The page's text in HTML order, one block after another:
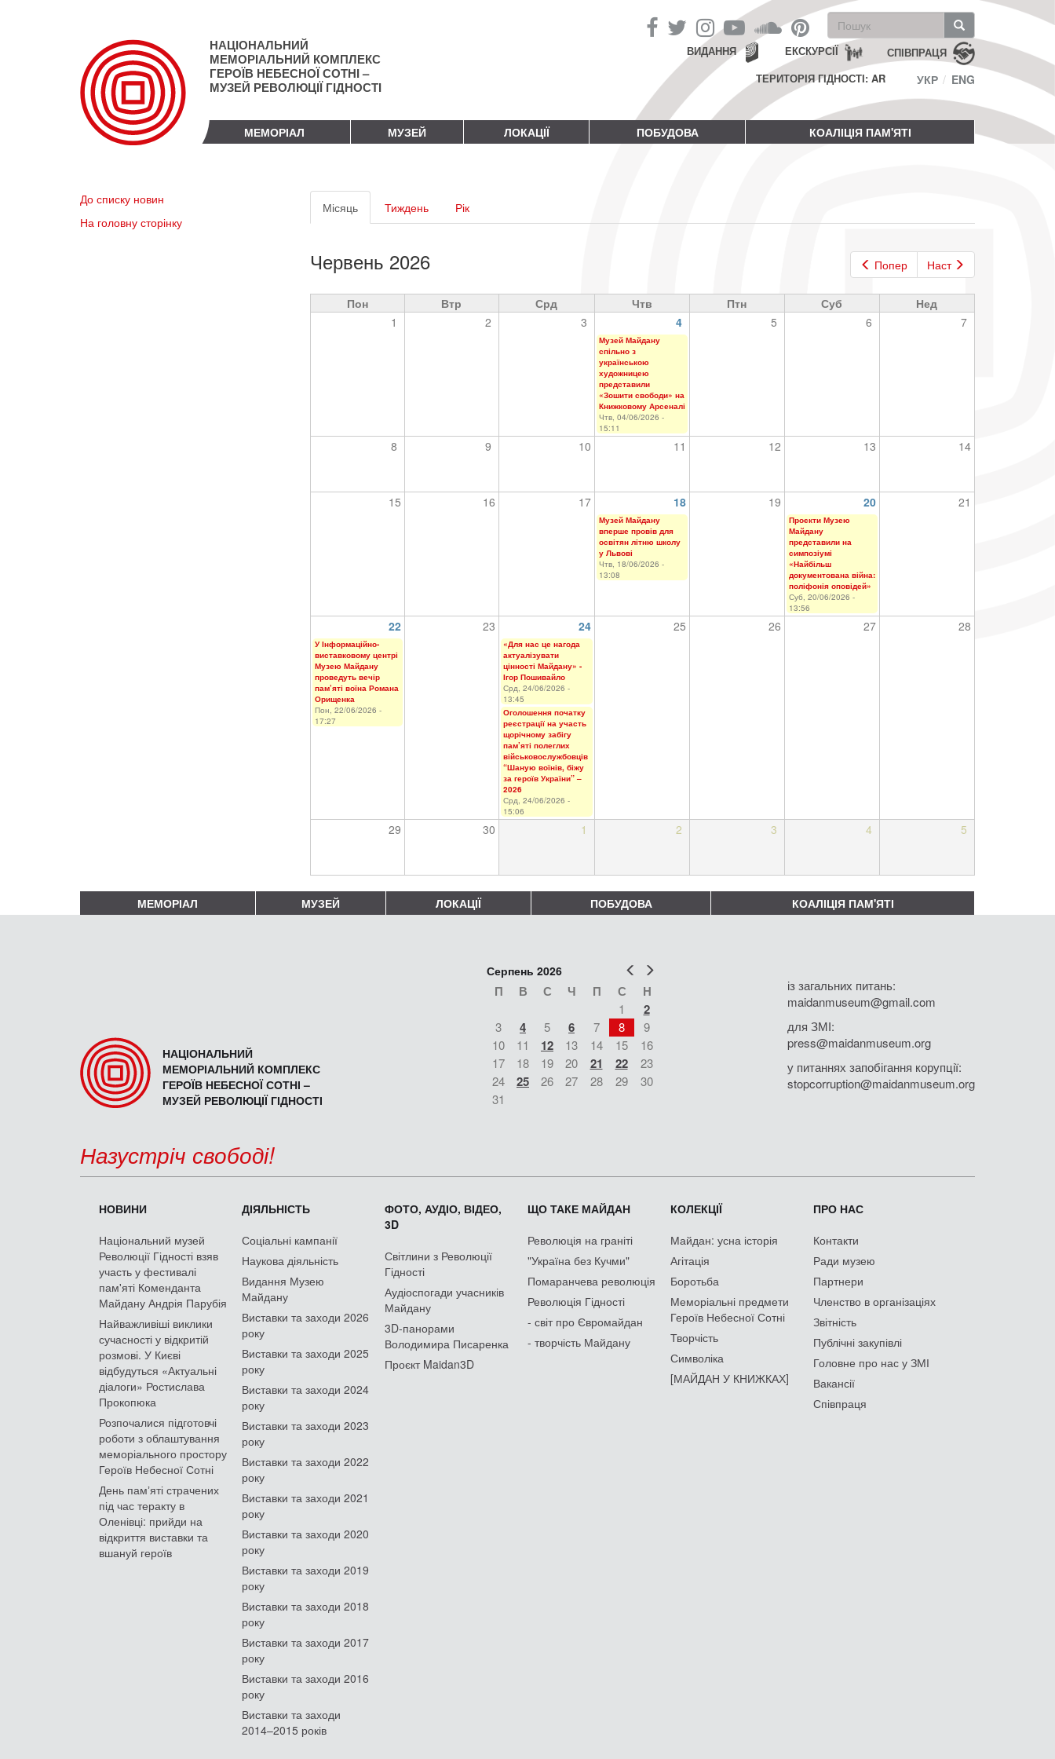
НАЦІОНАЛЬНИЙ
МЕМОРІАЛЬНИЙ КОМПЛЕКС
ГЕРОЇВ НЕБЕСНОЇ СОТНІ –
МУЗЕЙ РЕВОЛЮЦІЇ ГІДНОСТІ
Пошукова
форма
Пошук СПІВПРАЦЯ
ЕКСКУРСІЇ
ВИДАННЯ
ТЕРИТОРІЯ ГІДНОСТІ: AR
УКР ENG
МЕМОРІАЛ МУЗЕЙ ЛОКАЦІЇ ПОБУДОВА КОАЛІЦІЯ ПАМ'ЯТІ
До списку новин
На головну сторінку
Первинні
вкладки
Місяць(активна
вкладка)
Тиждень Рік
Попер Наст
Червень 2026
Пон Втр Срд Чтв Птн Суб
Нед
1
2 3 4 5 6 7
Музей Майдану
спільно з
українською
художницею
представили
«Зошити свободи» на
Книжковому Арсеналі
Чтв, 04/06/2026 -
15:11
8 9 10 11 12 13 14
15 16 17 18 19 20 21
Музей Майдану
вперше провів для
освітян літню школу
у Львові
Чтв, 18/06/2026 -
13:08
Проєкти Музею
Майдану
представили на
симпозіумі
«Найбільш
документована війна:
поліфонія оповідей»
Суб, 20/06/2026 -
13:56
22 23 24 25 26 27 28
У Інформаційно-
виставковому центрі
Музею Майдану
проведуть вечір
пам’яті воїна Романа
Орищенка
Пон, 22/06/2026 -
17:27
«Для нас це нагода
актуалізувати
цінності Майдану» -
Ігор Пошивайло
Срд, 24/06/2026 -
13:45
Оголошення початку
реєстрації на участь
щорічному забігу
пам’яті полеглих
військовослужбовців
“Шаную воїнів, біжу
за героїв України” –
2026
Срд, 24/06/2026 -
15:06
29 30 1 2 3 4 5
МЕМОРІАЛ МУЗЕЙ ЛОКАЦІЇ ПОБУДОВА КОАЛІЦІЯ ПАМ'ЯТІ
НАЦІОНАЛЬНИЙ
МЕМОРІАЛЬНИЙ КОМПЛЕКС
ГЕРОЇВ НЕБЕСНОЇ СОТНІ –
МУЗЕЙ РЕВОЛЮЦІЇ ГІДНОСТІ
Попер
Серпень 2026
П В С Ч П С Н
1 2
3 4 5 6 7 8
9
10
11 12 13 14 15
16
17
18 19 20 21 22
23
24
25 26 27 28 29
30
31
із загальних питань:
maidanmuseum@gmail.com
для ЗМІ:
press@maidanmuseum.org
у питаннях запобігання корупції:
stopcorruption@maidanmuseum.org
Назустріч свободі!
НОВИНИ
Національний музей
Революції Гідності взяв
участь у фестивалі
пам'яті Коменданта
Майдану Андрія Парубія
Найважливіші виклики
сучасності у відкритій
розмові. У Києві
відбудуться «Актуальні
діалоги» Ростислава
Прокопюка
Розпочалися підготовчі
роботи з облаштування
меморіального простору
Героїв Небесної Сотні
День памʼяті страчених
під час теракту в
Оленівці: прийди на
відкриття виставки та
вшануй героїв
ДІЯЛЬНІСТЬ
Соціальні кампанії
Наукова діяльність
Видання Музею
Майдану
Виставки та заходи 2026
року
Виставки та заходи 2025
року
Виставки та заходи 2024
року
Виставки та заходи 2023
року
Виставки та заходи 2022
року
Виставки та заходи 2021
року
Виставки та заходи 2020
року
Виставки та заходи 2019
року
Виставки та заходи 2018
року
Виставки та заходи 2017
року
Виставки та заходи 2016
року
Виставки та заходи
2014–2015 років
ФОТО, АУДІО, ВІДЕО,
3D
Світлини з Революції
Гідності
Аудіоспогади учасників
Майдану
3D-панорами
Володимира Писаренка
Проєкт Maidan3D
ЩО ТАКЕ МАЙДАН
Революція на граніті
"Україна без Кучми"
Помаранчева революція
Революція Гідності
- світ про Євромайдан
- творчість Майдану
КОЛЕКЦІЇ
Майдан: усна історія
Агітація
Боротьба
Меморіальні предмети
Героїв Небесної Сотні
Творчість
Символіка
[МАЙДАН У КНИЖКАХ]
ПРО НАС
Контакти
Ради музею
Партнери
Членство в організаціях
Звітність
Публічні закупівлі
Головне про нас у ЗМІ
Вакансії
Співпраця